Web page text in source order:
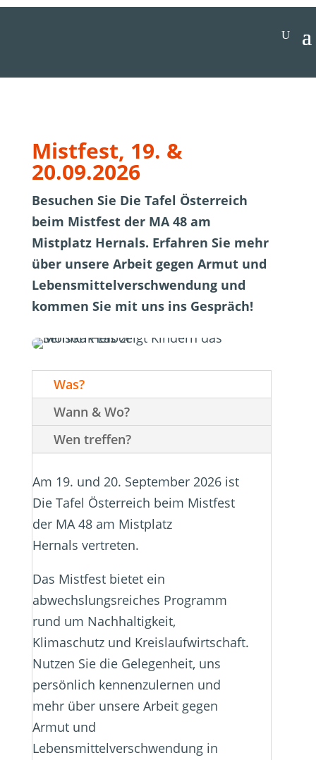
Mistfest, 19. &
20.09.2026
Besuchen Sie Die Tafel Österreich
beim Mistfest der MA 48 am
Mistplatz Hernals. Erfahren Sie mehr
über unsere Arbeit gegen Armut und
Lebensmittelverschwendung und
kommen Sie mit uns ins Gespräch!
Was?
Wann & Wo?
Wen treffen?
Am 19. und 20. September 2026 ist
Die Tafel Österreich beim Mistfest
der MA 48 am Mistplatz
Hernals vertreten.
Das Mistfest bietet ein
abwechslungsreiches Programm
rund um Nachhaltigkeit,
Klimaschutz und Kreislaufwirtschaft.
Nutzen Sie die Gelegenheit, uns
persönlich kennenzulernen und
mehr über unsere Arbeit gegen
Armut und
Lebensmittelverschwendung in